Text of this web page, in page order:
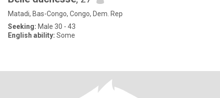
Matadi, Bas-Congo, Congo, Dem. Rep
Seeking: Male 30 - 43
English ability: Some